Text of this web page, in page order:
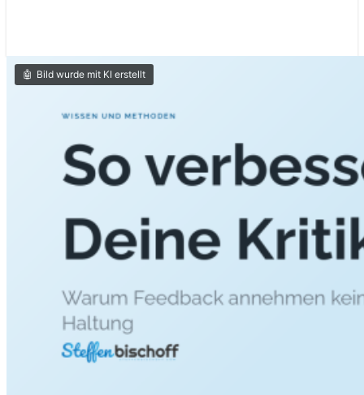
Bild wurde mit KI erstellt